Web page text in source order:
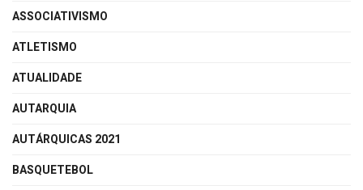
ASSOCIATIVISMO
ATLETISMO
ATUALIDADE
AUTARQUIA
AUTÁRQUICAS 2021
BASQUETEBOL